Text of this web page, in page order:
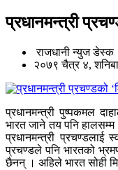
प्रधानमन्त्री
राजधानी न्युज डेस्क
२०७९ चैत्र ४,
प्रधानमन्त्री पुष्पकमल
भारत जाने तय पनि
प्रधानमन्त्री प्रचण्डलाई
प्रचण्डले पनि भारतको
छैनन् । अहिले भारत सोही